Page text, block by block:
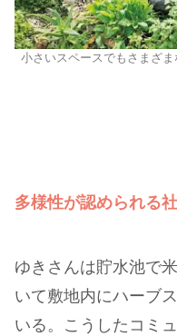
小さいスペースでもさまざ
多様性が認められる
ゆきさんは貯水池で
いて敷地内にハーブ
いる。こうしたコミ